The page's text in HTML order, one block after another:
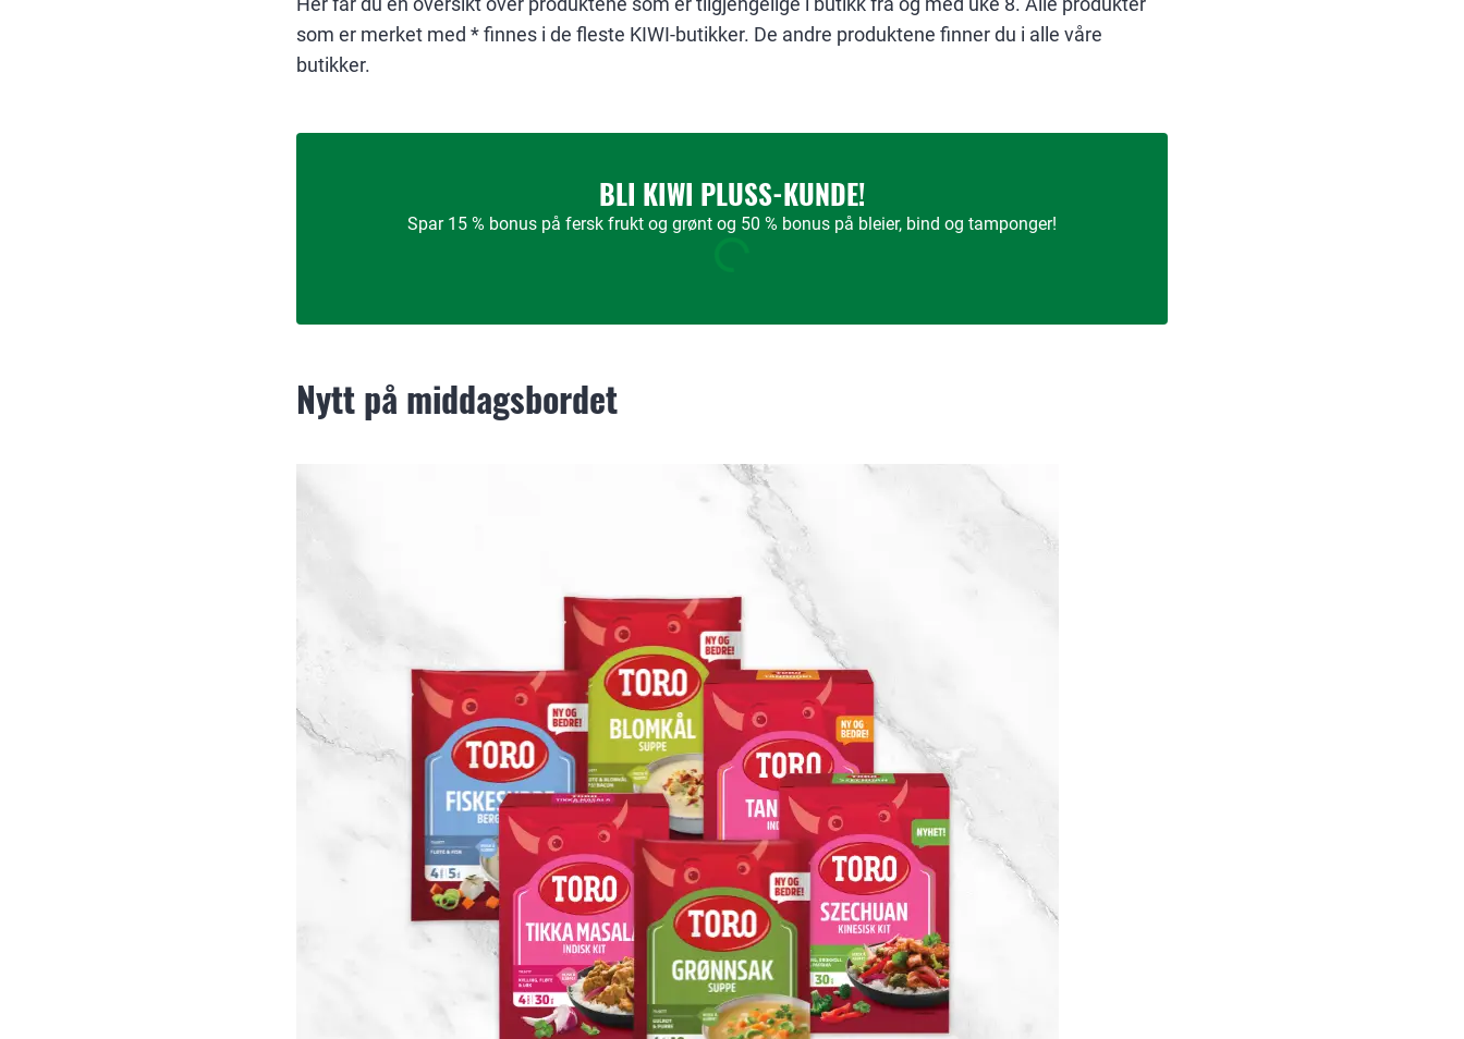
som er merket med * finnes i de fleste KIWI-butikker. De andre produktene finner du i alle våre
butikker.
BLI KIWI PLUSS-KUNDE!
Spar 15 % bonus på fersk frukt og grønt og 50 % bonus på bleier, bind og tamponger!
Nytt på middagsbordet